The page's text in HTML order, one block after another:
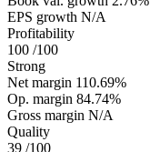
EPS growth N/A
Profitability
100 /100
Strong
Net margin 110.69%
Op. margin 84.74%
Gross margin N/A
Quality
39 /100